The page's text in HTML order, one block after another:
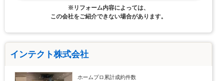
※リフォーム内容によっては、
この会社をご紹介できない場合があります。
インテクト株式会社
ホームプロ累計成約件数